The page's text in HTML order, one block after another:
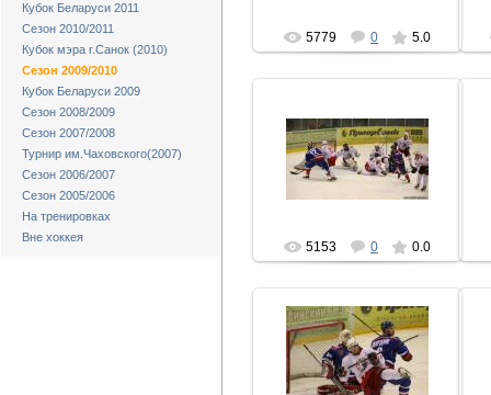
Кубок Беларуси 2011
Сезон 2010/2011
Кубок мэра г.Санок (2010)
Сезон 2009/2010
Кубок Беларуси 2009
Сезон 2008/2009
Сезон 2007/2008
Турнир им.Чаховского(2007)
Сезон 2006/2007
Сезон 2005/2006
На тренировках
Вне хоккея
5779 0 5.0
06.02.2010
hcbrest
5153 0 0.0
06.02.2010
hcbrest